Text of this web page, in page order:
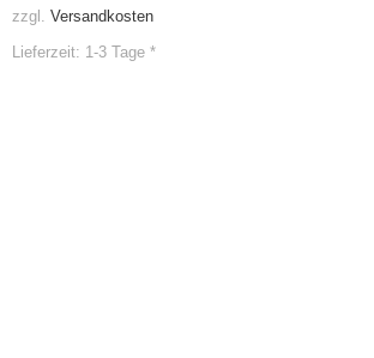
zzgl. Versandkosten
Lieferzeit: 1-3 Tage *